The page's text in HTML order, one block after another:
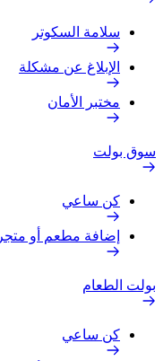
سلامة السكوتر
الإبلاغ عن مشكلة
مختبر الأمان
سوق بولت
كن ساعي
إضافة مطعم أو متجر
بولت الطعام
كن ساعي